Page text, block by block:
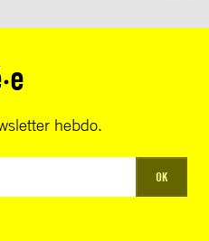
hebdo.
OK